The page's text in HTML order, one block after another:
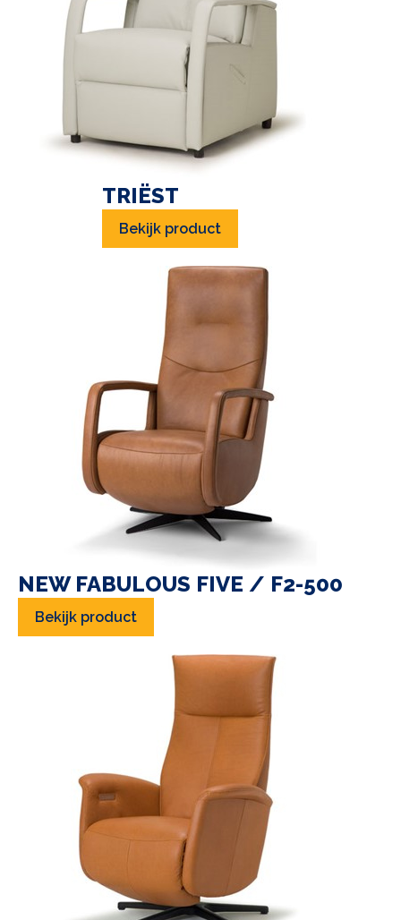
TRIËST
Bekijk product
NEW FABULOUS FIVE / F2-500
Bekijk product